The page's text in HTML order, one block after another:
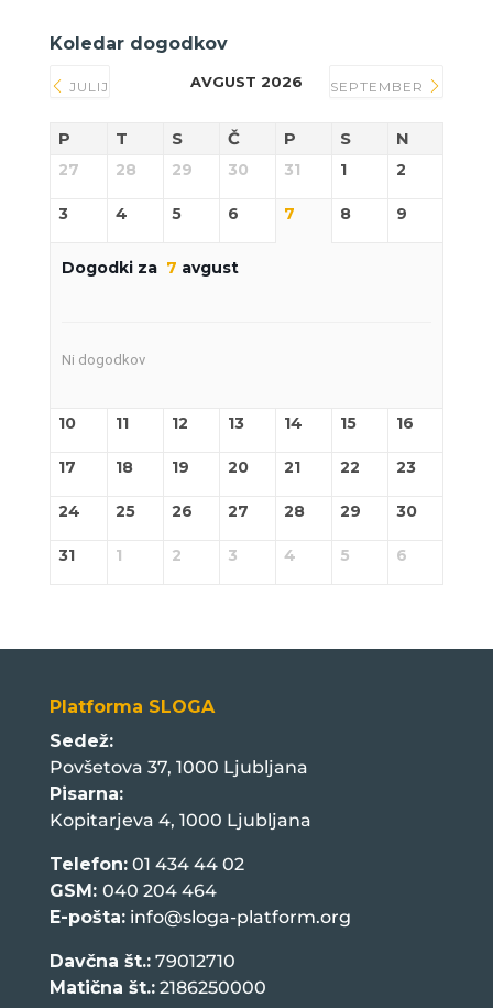
Koledar dogodkov
JULIJ AVGUST 2026 SEPTEMBER
P T S Č P S N
27 28 29 30 31 1 2
3 4 5 6 7 8 9
Dogodki za 7 avgust
Ni dogodkov
10 11 12 13 14 15 16
17 18 19 20 21 22 23
24 25 26 27 28 29 30
31 1 2 3 4 5 6
Platforma SLOGA
Sedež:
Povšetova 37, 1000 Ljubljana
Pisarna:
Kopitarjeva 4, 1000 Ljubljana
Telefon:01 434 44 02
GSM: 040 204 464
E-pošta: info@sloga-platform.org
Davčna št.:79012710
Matična št.:2186250000